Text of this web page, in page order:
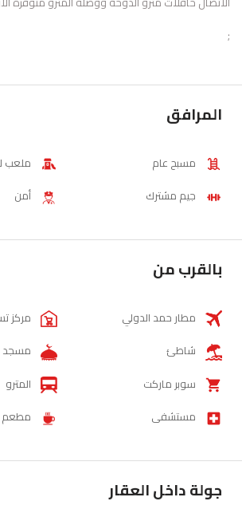
;
المرافق
مسبح عام
جيم مشترك
ملعب
أمن
بالقرب من
مطار حمد الدولي
شاطئ
سوبر ماركت
مستشفى
مركز
مسجد
المترو
مطعم
جولة داخل العقار